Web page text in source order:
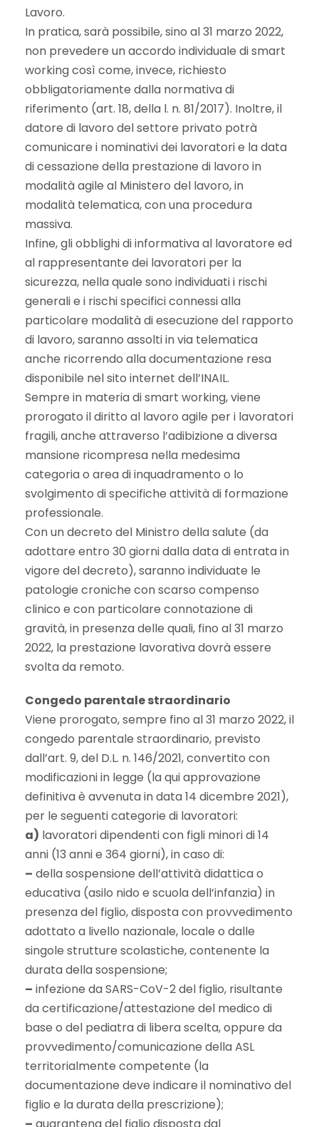
Lavoro.
In pratica, sarà possibile, sino al 31 marzo 2022,
non prevedere un accordo individuale di smart
working così come, invece, richiesto
obbligatoriamente dalla normativa di
riferimento (art. 18, della l. n. 81/2017). Inoltre, il
datore di lavoro del settore privato potrà
comunicare i nominativi dei lavoratori e la data
di cessazione della prestazione di lavoro in
modalità agile al Ministero del lavoro, in
modalità telematica, con una procedura
massiva.
Infine, gli obblighi di informativa al lavoratore ed
al rappresentante dei lavoratori per la
sicurezza, nella quale sono individuati i rischi
generali e i rischi specifici connessi alla
particolare modalità di esecuzione del rapporto
di lavoro, saranno assolti in via telematica
anche ricorrendo alla documentazione resa
disponibile nel sito internet dell’INAIL.
Sempre in materia di smart working, viene
prorogato il diritto al lavoro agile per i lavoratori
fragili, anche attraverso l’adibizione a diversa
mansione ricompresa nella medesima
categoria o area di inquadramento o lo
svolgimento di specifiche attività di formazione
professionale.
Con un decreto del Ministro della salute (da
adottare entro 30 giorni dalla data di entrata in
vigore del decreto), saranno individuate le
patologie croniche con scarso compenso
clinico e con particolare connotazione di
gravità, in presenza delle quali, fino al 31 marzo
2022, la prestazione lavorativa dovrà essere
svolta da remoto.
Congedo parentale straordinario
Viene prorogato, sempre fino al 31 marzo 2022, il
congedo parentale straordinario, previsto
dall’art. 9, del D.L. n. 146/2021, convertito con
modificazioni in legge (la qui approvazione
definitiva è avvenuta in data 14 dicembre 2021),
per le seguenti categorie di lavoratori:
a) lavoratori dipendenti con figli minori di 14
anni (13 anni e 364 giorni), in caso di:
– della sospensione dell’attività didattica o
educativa (asilo nido e scuola dell’infanzia) in
presenza del figlio, disposta con provvedimento
adottato a livello nazionale, locale o dalle
singole strutture scolastiche, contenente la
durata della sospensione;
– infezione da SARS-CoV-2 del figlio, risultante
da certificazione/attestazione del medico di
base o del pediatra di libera scelta, oppure da
provvedimento/comunicazione della ASL
territorialmente competente (la
documentazione deve indicare il nominativo del
figlio e la durata della prescrizione);